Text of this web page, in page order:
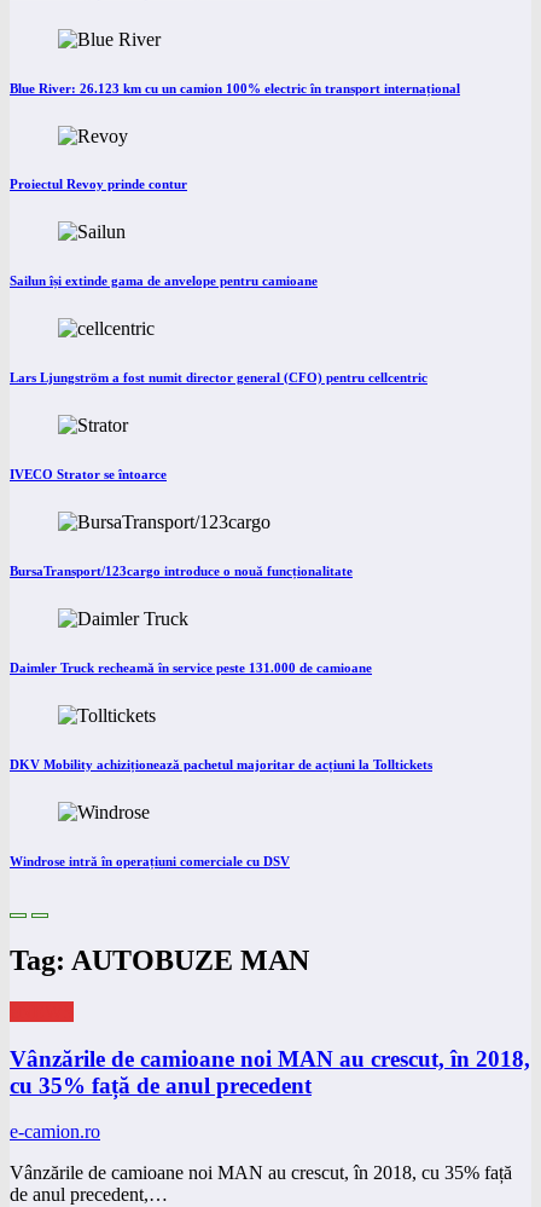
Blue River: 26.123 km cu un camion 100% electric în transport internațional
Proiectul Revoy prinde contur
Sailun își extinde gama de anvelope pentru camioane
Lars Ljungström a fost numit director general (CFO) pentru cellcentric
IVECO Strator se întoarce
BursaTransport/123cargo introduce o nouă funcționalitate
Daimler Truck recheamă în service peste 131.000 de camioane
DKV Mobility achiziționează pachetul majoritar de acțiuni la Tolltickets
Windrose intră în operațiuni comerciale cu DSV
Tag: AUTOBUZE MAN
Vânzările de camioane noi MAN au crescut, în 2018,
cu 35% față de anul precedent
e-camion.ro
Vânzările de camioane noi MAN au crescut, în 2018, cu 35% față
de anul precedent,…